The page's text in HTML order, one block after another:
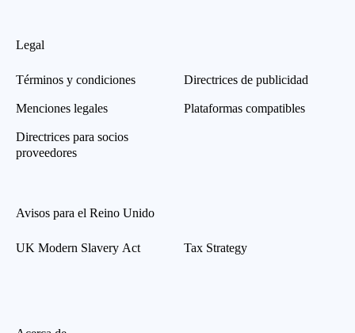
Legal
Términos y condiciones
Menciones legales
Directrices para socios
proveedores
Directrices de publicidad
Plataformas compatibles
Avisos para el Reino Unido
UK Modern Slavery Act Tax Strategy